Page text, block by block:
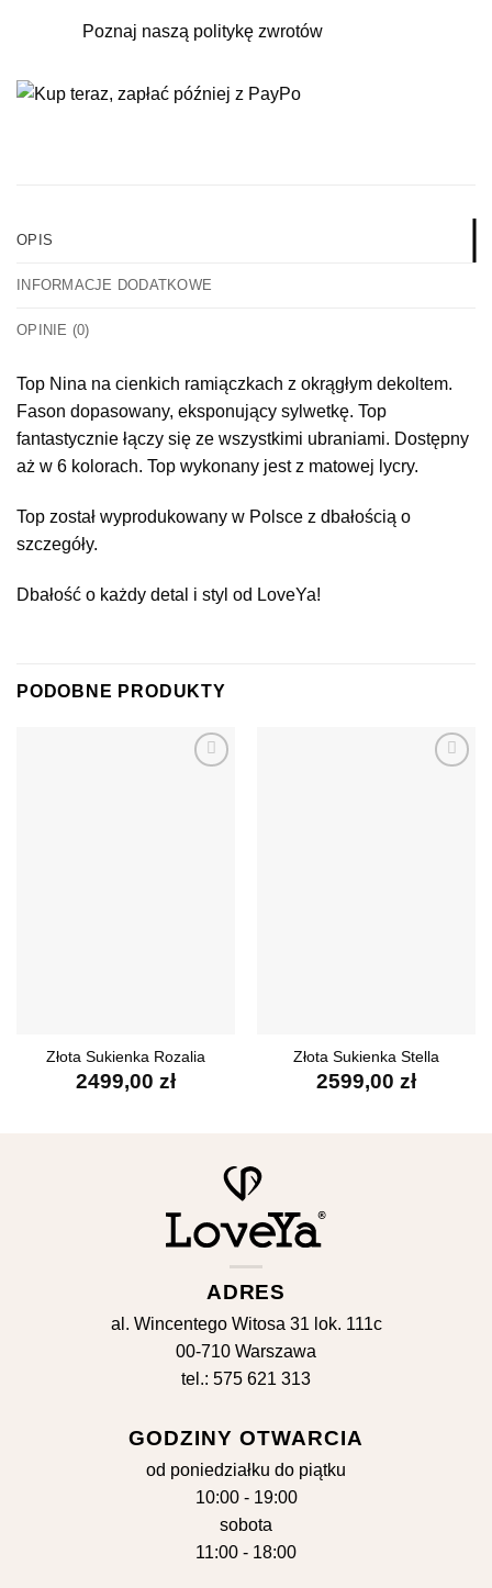
Poznaj naszą politykę zwrotów
OPIS
INFORMACJE DODATKOWE
OPINIE (0)
Top Nina na cienkich ramiączkach z okrągłym dekoltem.
Fason dopasowany, eksponujący sylwetkę. Top
fantastycznie łączy się ze wszystkimi ubraniami. Dostępny
aż w 6 kolorach. Top wykonany jest z matowej lycry.
Top został wyprodukowany w Polsce z dbałością o
szczegóły.
Dbałość o każdy detal i styl od LoveYa!
PODOBNE PRODUKTY
Złota Sukienka Rozalia
2499,00 zł
Złota Sukienka Stella
2599,00 zł
ADRES
al. Wincentego Witosa 31 lok. 111c
00-710 Warszawa
tel.: 575 621 313
GODZINY OTWARCIA
od poniedziałku do piątku
10:00 - 19:00
sobota
11:00 - 18:00